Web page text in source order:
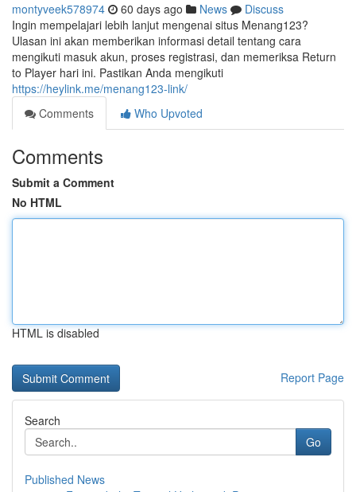
montyveek578974 60 days ago News
Discuss
Ingin mempelajari lebih lanjut mengenai situs Menang123?
Ulasan ini akan memberikan informasi detail tentang cara
mengikuti masuk akun, proses registrasi, dan memeriksa Return
to Player hari ini. Pastikan Anda mengikuti
https://heylink.me/menang123-link/
Comments
Who Upvoted
Comments
Submit a Comment
No HTML
HTML is disabled
Report Page
Search
Go
Published News